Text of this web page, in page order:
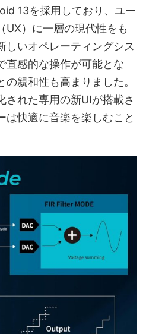
13を採用しており、ユー
UX）に一層の現代性をも
しいオペレーティングシス
直感的な操作が可能とな
の親和性も高まりました。
された専用の新UIが搭載さ
は快適に音楽を楽しむこと